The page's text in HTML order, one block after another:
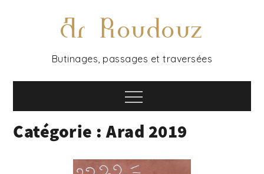
Ar Roudouz
Butinages, passages et traversées
Menu
Catégorie :Arad 2019